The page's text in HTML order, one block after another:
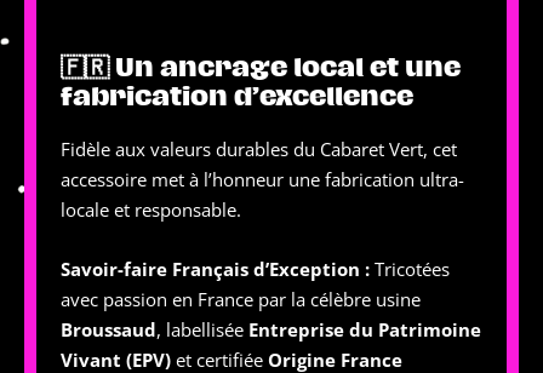
🇫🇷 Un ancrage local et une
fabrication d’excellence
Fidèle aux valeurs durables du Cabaret Vert, cet
accessoire met à l’honneur une fabrication ultra-
locale et responsable.
Savoir-faire Français d’Exception : Tricotées
avec passion en France par la célèbre usine
Broussaud, labellisée Entreprise du Patrimoine
Vivant (EPV) et certifiée Origine France